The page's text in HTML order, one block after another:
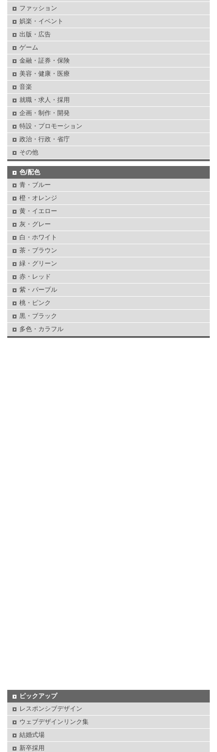
ファッション
娯楽・イベント
出版・広告
ゲーム
金融・証券・保険
美容・健康・医療
音楽
就職・求人・採用
企画・制作・開発
特設・プロモーション
政治・行政・省庁
その他
色/配色
青・ブルー
橙・オレンジ
黄・イエロー
灰・グレー
白・ホワイト
茶・ブラウン
緑・グリーン
赤・レッド
紫・パープル
桃・ピンク
黒・ブラック
多色・カラフル
ピックアップ
レスポンシブデザイン
ウェブデザインリンク集
結婚式場
新卒採用